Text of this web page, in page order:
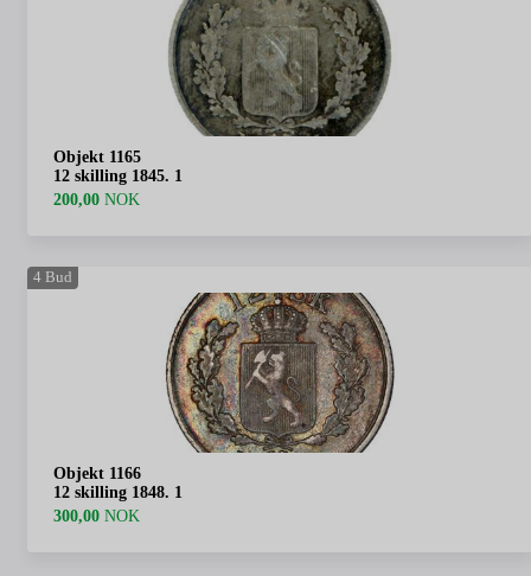
Objekt 1165
12 skilling 1845. 1
200,00 NOK
4 Bud
Objekt 1166
12 skilling 1848. 1
300,00 NOK